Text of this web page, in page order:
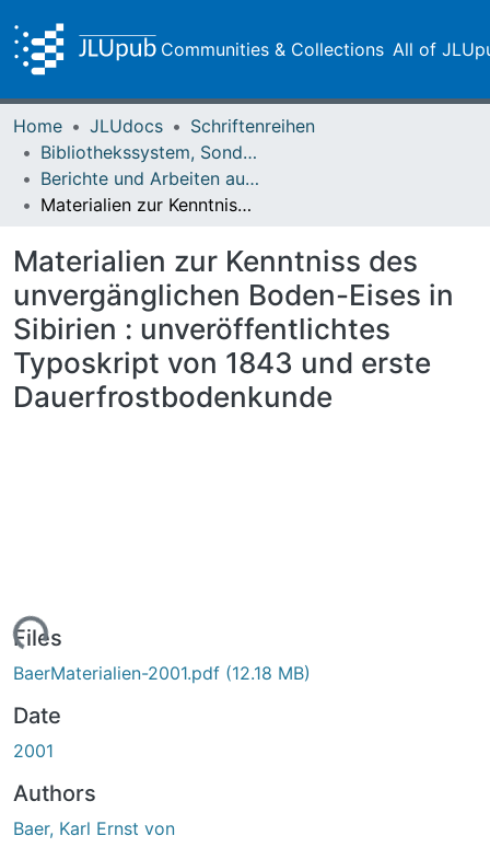
Communities & Collections All of
Home JLUdocs
Schriftenreihen
Bibliothekssystem, Sondersammlungen
Berichte und Arbeiten aus der Universitätsbibliothek und dem Universitätsarchiv Giessen
Materialien zur Kenntniss des unvergänglichen Boden-Eises in Sibirien : unveröffentlichtes Typoskript von 1843 und erste Dauerfrostbodenkunde
Materialien zur Kenntniss des
unvergänglichen Boden-Eises in
Sibirien : unveröffentlichtes
Typoskript von 1843 und erste
Dauerfrostbodenkunde
Files
BaerMaterialien-2001.pdf (12.18 MB)
Date
2001
Authors
Baer, Karl Ernst von